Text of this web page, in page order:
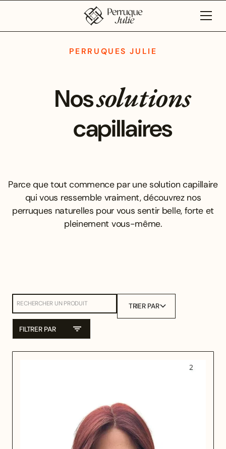
PERRUQUES JULIE
Nossolutions
capillaires
Parce que tout commence par une solution capillaire
qui vous ressemble vraiment, découvrez nos
perruques naturelles pour vous sentir belle, forte et
pleinement vous-même.
TRIER PAR
FILTRER PAR